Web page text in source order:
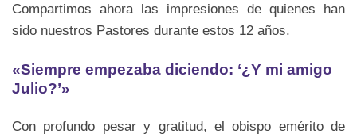
Compartimos ahora las impresiones de quienes han
sido nuestros Pastores durante estos 12 años.
«Siempre empezaba diciendo: ‘¿Y mi amigo
Julio?’»
Con profundo pesar y gratitud, el obispo emérito de